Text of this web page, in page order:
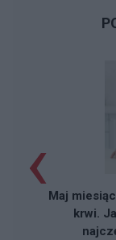
Maj
krwi.
‹